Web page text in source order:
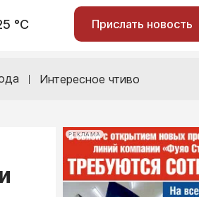
°С Прислать новость
Интересное чтиво
РЕКЛАМА